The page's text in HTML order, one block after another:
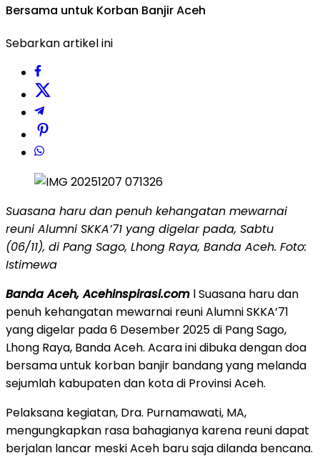
Bersama untuk Korban Banjir Aceh
Sebarkan artikel ini
Suasana haru dan penuh kehangatan mewarnai
reuni Alumni SKKA’71 yang digelar pada, Sabtu
(06/11), di Pang Sago, Lhong Raya, Banda Aceh. Foto:
Istimewa
Banda Aceh, Acehinspirasi.com l Suasana haru dan
penuh kehangatan mewarnai reuni Alumni SKKA’71
yang digelar pada 6 Desember 2025 di Pang Sago,
Lhong Raya, Banda Aceh. Acara ini dibuka dengan doa
bersama untuk korban banjir bandang yang melanda
sejumlah kabupaten dan kota di Provinsi Aceh.
Pelaksana kegiatan, Dra. Purnamawati, MA,
mengungkapkan rasa bahagianya karena reuni dapat
berjalan lancar meski Aceh baru saja dilanda bencana.